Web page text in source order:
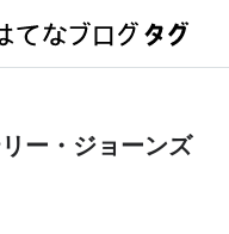
ー・ジョーンズ